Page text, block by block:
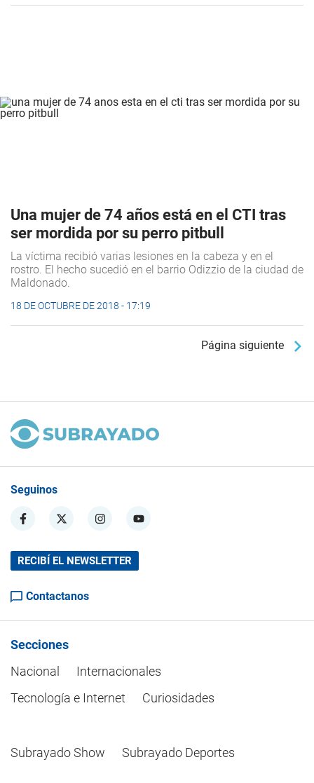
Una mujer de 74 años está en el CTI tras
ser mordida por su perro pitbull
La víctima recibió varias lesiones en la cabeza y en el
rostro. El hecho sucedió en el barrio Odizzio de la ciudad de
Maldonado.
18 DE OCTUBRE DE 2018 - 17:19
Página siguiente
Seguinos
RECIBÍ EL NEWSLETTER
Contactanos
Secciones
Nacional
Internacionales
Tecnología e Internet
Curiosidades
Subrayado Show Subrayado Deportes